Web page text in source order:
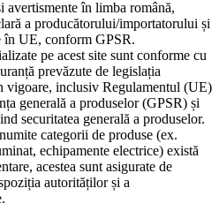
avertismente în limba română,
a producătorului/importatorului și
în UE, conform GPSR.
pe acest site sunt conforme cu
prevăzute de legislația
vigoare, inclusiv Regulamentul (UE)
generală a produselor (GPSR) și
securitatea generală a produselor.
categorii de produse (ex.
echipamente electrice) există
acestea sunt asigurate de
autorităților și a